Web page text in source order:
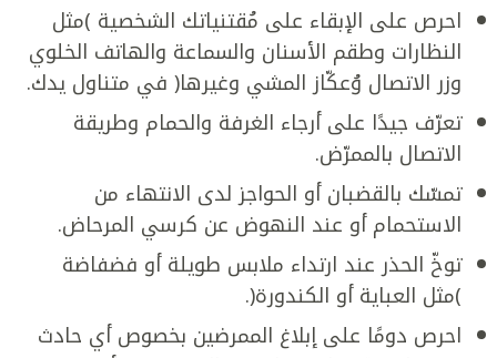
احرص على الإبقاء على مُقتنياتك الشخصية )مثل
النظارات وطقم الأسنان والسماعة والهاتف الخلوي
وزر الاتصال وُعكّاز المشي وغيرها( في متناول يدك.
تعرّف جيدًا على أرجاء الغرفة والحمام وطريقة
الاتصال بالممرّض.
تمسّك بالقضبان أو الحواجز لدى الانتهاء من
الاستحمام أو عند النهوض عن كرسي المرحاض.
توخّ الحذر عند ارتداء ملابس طويلة أو فضفاضة
)مثل العباية أو الكندورة(.
احرص دومًا على إبلاغ الممرضين بخصوص أي حادث